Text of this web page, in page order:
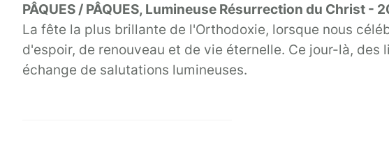
PÂQUES / PÂQUES, Lumineuse Résurrection du Christ -
La fête la plus brillante de l'Orthodoxie, lorsque nous
d'espoir, de renouveau et de vie éternelle. Ce jour-là,
échange de salutations lumineuses.